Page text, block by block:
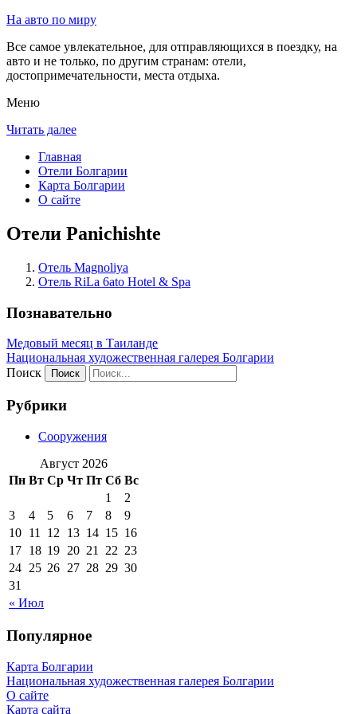
На авто по миру
Все самое увлекательное, для отправляющихся в поездку, на
авто и не только, по другим странам: отели,
достопримечательности, места отдыха.
Меню
Читать далее
Главная
Отели Болгарии
Карта Болгарии
О сайте
Отели Panichishte
Отель Magnoliya
Отель RiLa 6ato Hotel & Spa
Познавательно
Медовый месяц в Таиланде
Национальная художественная галерея Болгарии
Поиск
Рубрики
Сооружения
Август 2026
Пн Вт Ср Чт Пт Сб Вс
« Июл
1
2
3
4 5 6 7 8
9
10 11 12 13 14 15 16
17 18 19 20 21 22 23
24 25 26 27 28 29 30
31
Популярное
Карта Болгарии
Национальная художественная галерея Болгарии
О сайте
Карта сайта